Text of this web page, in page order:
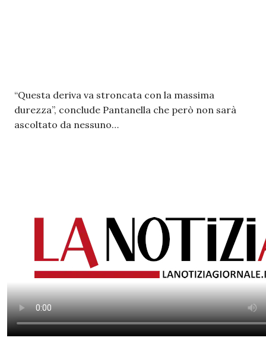
“Questa deriva va stroncata con la massima
durezza”, conclude Pantanella che però non sarà
ascoltato da nessuno…